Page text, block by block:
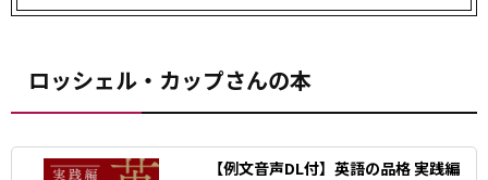
ロッシェル・カップさんの本
【例文音声DL付】英語の品格 実践編